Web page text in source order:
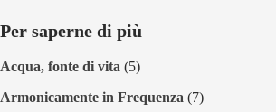
Per saperne di più
Acqua, fonte di vita (5)
Armonicamente in Frequenza (7)